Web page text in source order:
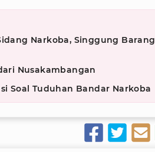
Narkoba, Singgung Barang
Nusakambangan
Soal Tuduhan Bandar Narkoba